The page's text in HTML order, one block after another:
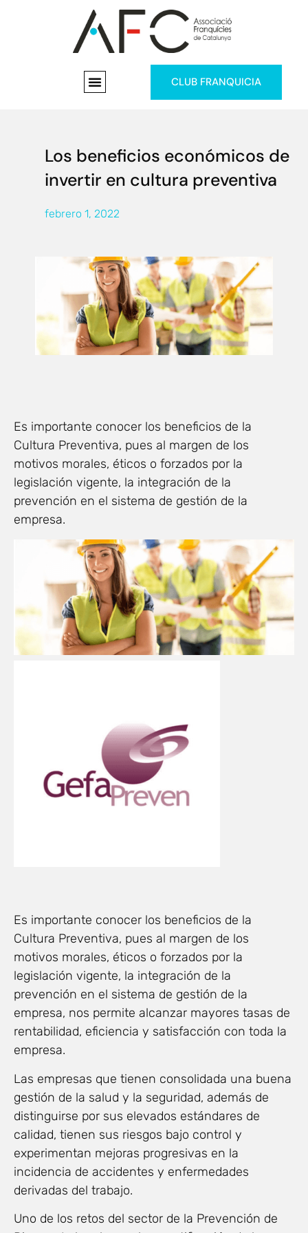
CLUB FRANQUICIA
Los beneficios económicos de
invertir en cultura preventiva
febrero 1, 2022
Es importante conocer los beneficios de la
Cultura Preventiva, pues al margen de los
motivos morales, éticos o forzados por la
legislación vigente, la integración de la
prevención en el sistema de gestión de la
empresa.
Es importante conocer los beneficios de la
Cultura Preventiva, pues al margen de los
motivos morales, éticos o forzados por la
legislación vigente, la integración de la
prevención en el sistema de gestión de la
empresa, nos permite alcanzar mayores tasas de
rentabilidad, eficiencia y satisfacción con toda la
empresa.
Las empresas que tienen consolidada una buena
gestión de la salud y la seguridad, además de
distinguirse por sus elevados estándares de
calidad, tienen sus riesgos bajo control y
experimentan mejoras progresivas en la
incidencia de accidentes y enfermedades
derivadas del trabajo.
Uno de los retos del sector de la Prevención de